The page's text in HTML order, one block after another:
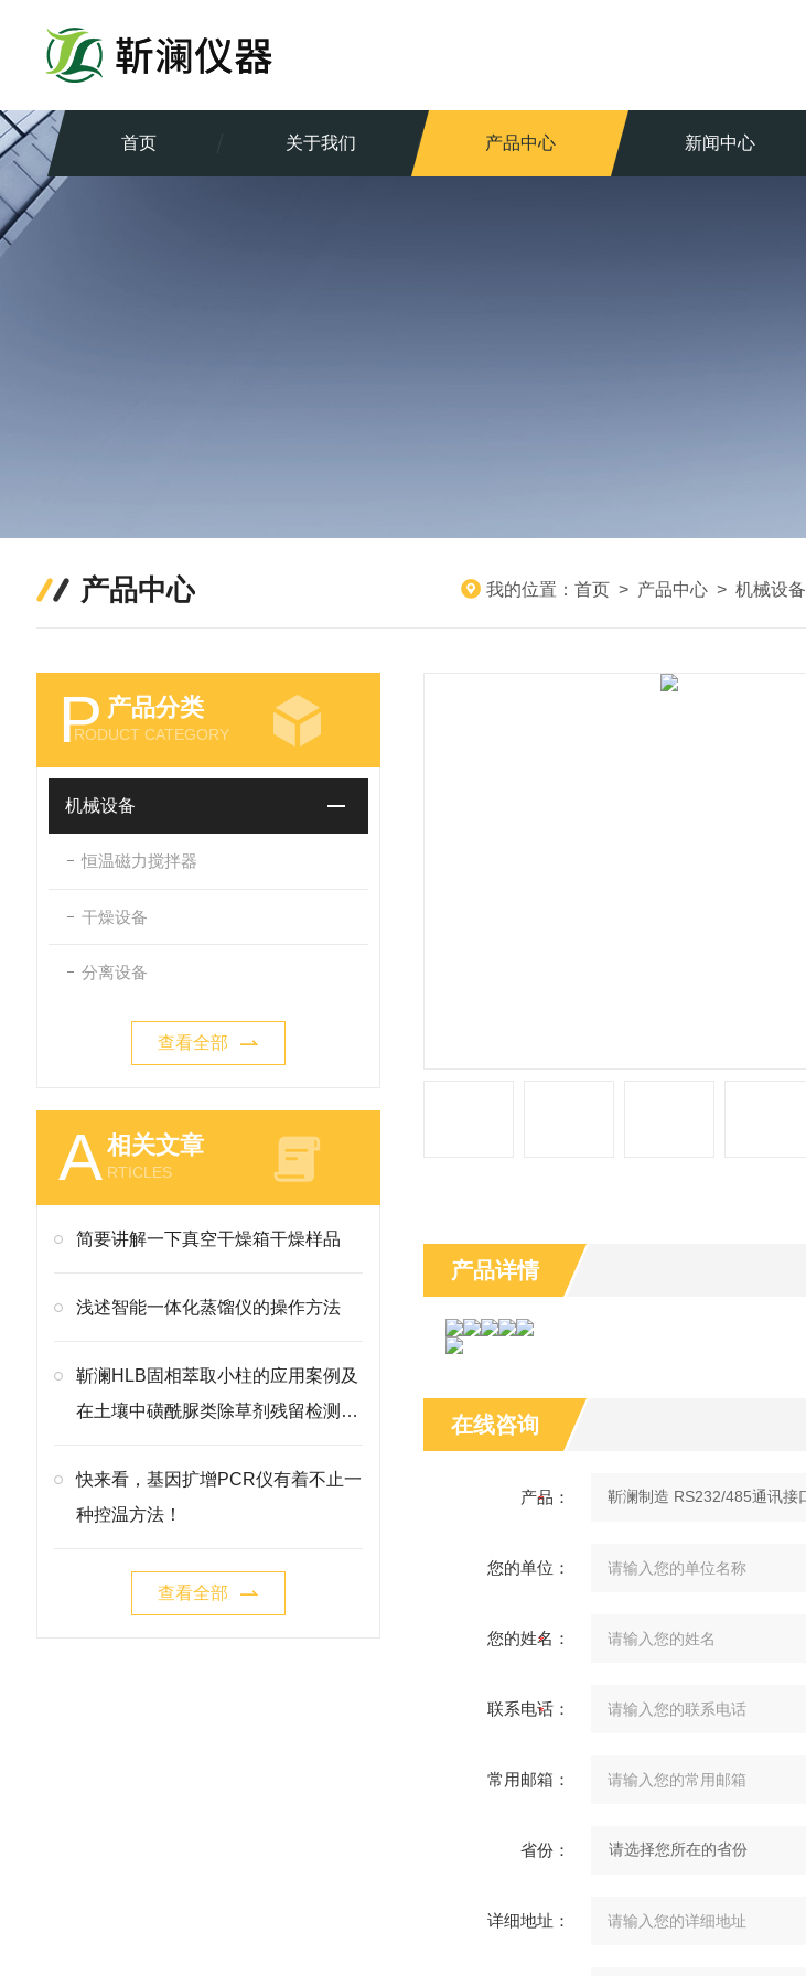
首页 关于我们 产品中心 新闻中心
产品中心 我的位置： 首页 > 产品中心 > 机械设备
P 产品分类
RODUCT CATEGORY
机械设备
恒温磁力搅拌器
干燥设备
分离设备
查看全部
A相关文章
RTICLES
简要讲解一下真空干燥箱干燥样品
浅述智能一体化蒸馏仪的操作方法
靳澜HLB固相萃取小柱的应用案例及
在土壤中磺酰脲类除草剂残留检测中
快来看，基因扩增PCR仪有着不止一
种控温方法！
查看全部
产品详情
在线咨询
产品：
您的单位：
您的姓名：
联系电话：
常用邮箱：
省份：
详细地址：